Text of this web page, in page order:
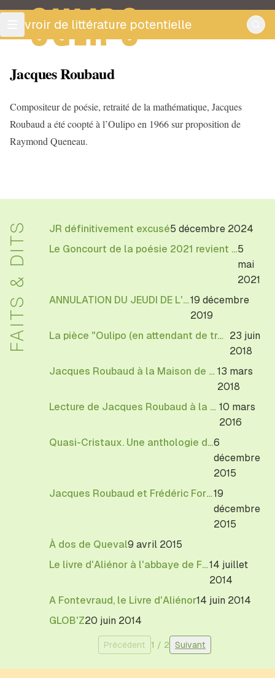
OULIPO
ouvroir de littérature potentielle
Jacques Roubaud
Compositeur de poésie, retraité de la mathématique, Jacques
Roubaud a été coopté à l’Oulipo en 1966 sur proposition de
Raymond Queneau.
FAITS & DITS JR définitivement excusé5 décembre 2024
Le Goncourt de la poésie 2021 revient à Jacques Roubaud pour l'ensemble de son oeuvre5
mai
2021
ANNULATION DU JEUDI DE L'OULIPO19 décembre
2019
La pièce "Oulipo (en attendant de trouver mieux)" au Théâtre Galabru 23 juin
2018
Jacques Roubaud à la Maison de la Poésie à Paris 13 mars
2018
Lecture de Jacques Roubaud à la Maison de la poésie 10 mars
2016
Quasi-Cristaux. Une anthologie du sonnet de Jacques Roubaud en ligne6
décembre
2015
Jacques Roubaud et Frédéric Forte à la galerie Martine Aboucaya jusqu'au 19 décembre19
décembre
2015
À dos de Queval9 avril 2015
Le livre d'Aliénor à l'abbaye de Fontevraud14 juillet
2014
A Fontevraud, le Livre d'Aliénor14 juin 2014
GLOB'Z20 juin 2014
Précédent 1 / 2 Suivant